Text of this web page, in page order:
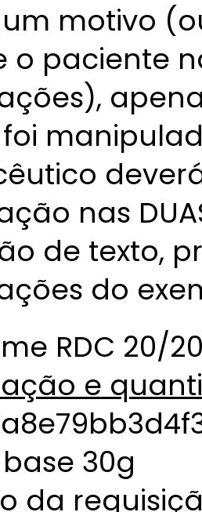
motivo
o paciente
nas
de texto,
do
RDC 20/
e
30g
da